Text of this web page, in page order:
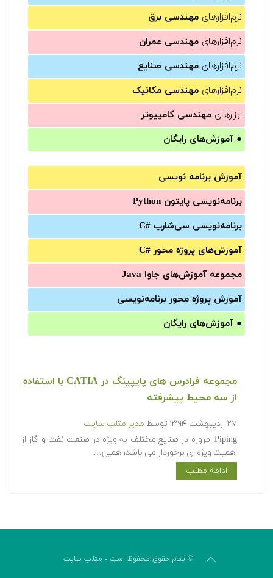
نرم‌افزارهای مهندسی برق
نرم‌افزارهای مهندسی عمران
نرم‌افزارهای مهندسی صنایع
نرم‌افزارهای مهندسی مکانیک
ابزارهای مهندسی کامپیوتر
● آموزش‌های رایگان
آموزش برنامه نویسی
برنامه‌نویسی پایتون Python
برنامه‌‌نویسی سی‌شارپ C#‎
آموزش‌های پروژه محور #C
مجموعه آموزش‌های جاوا Java
آموزش‌ پروژه محور برنامه‌نویسی
● آموزش‌های رایگان
مجموعه فرادرس های پایپینگ در CATIA با استفاده
از سه محیط پیشرفته
۲۷ اردیبهشت ۱۳۹۴ توسط مدیر متلب سایت
Piping امروزه در صنایع مختلف به ویژه در صنعت نفت و گاز از
اهمیت ویژه ای برخوردار می باشد، همین…
ادامه مطلب
© تمام حقوق محفوظ است - متلب سایت